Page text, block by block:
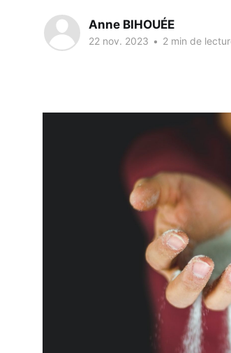
Anne BIHOUÉE
22 nov. 2023 • 2 min de